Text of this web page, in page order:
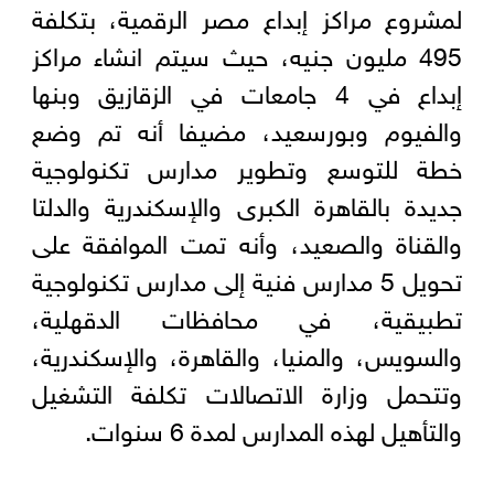
لمشروع مراكز إبداع مصر الرقمية، بتكلفة
495 مليون جنيه، حيث سيتم انشاء مراكز
إبداع في 4 جامعات في الزقازيق وبنها
والفيوم وبورسعيد، مضيفا أنه تم وضع
خطة للتوسع وتطوير مدارس تكنولوجية
جديدة بالقاهرة الكبرى والإسكندرية والدلتا
والقناة والصعيد، وأنه تمت الموافقة على
تحويل 5 مدارس فنية إلى مدارس تكنولوجية
تطبيقية، في محافظات الدقهلية،
والسويس، والمنيا، والقاهرة، والإسكندرية،
وتتحمل وزارة الاتصالات تكلفة التشغيل
والتأهيل لهذه المدارس لمدة 6 سنوات.